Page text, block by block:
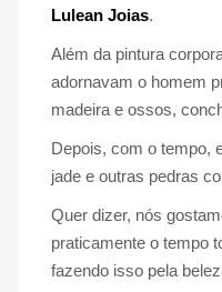
Lulean Joias.
Além da pintura
adornavam o homem
madeira e ossos,
Depois, com o tempo,
jade e outras pedras
Quer dizer, nós
praticamente o tempo
fazendo isso pela